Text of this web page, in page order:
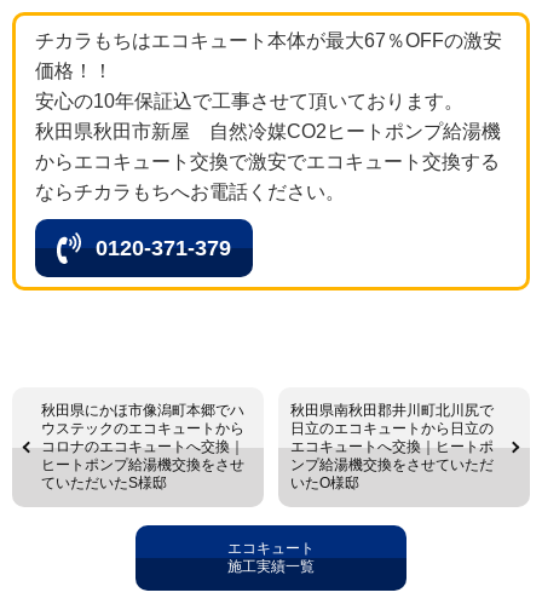
チカラもちはエコキュート本体が最大67％OFFの激安
価格！！
安心の10年保証込で工事させて頂いております。
秋田県秋田市新屋 自然冷媒CO2ヒートポンプ給湯機
からエコキュート交換で激安でエコキュート交換する
ならチカラもちへお電話ください。
0120-371-379
秋田県にかほ市像潟町本郷でハ
ウステックのエコキュートから
コロナのエコキュートへ交換｜
ヒートポンプ給湯機交換をさせ
ていただいたS様邸
秋田県南秋田郡井川町北川尻で
日立のエコキュートから日立の
エコキュートへ交換｜ヒートポ
ンプ給湯機交換をさせていただ
いたO様邸
エコキュート
施工実績一覧